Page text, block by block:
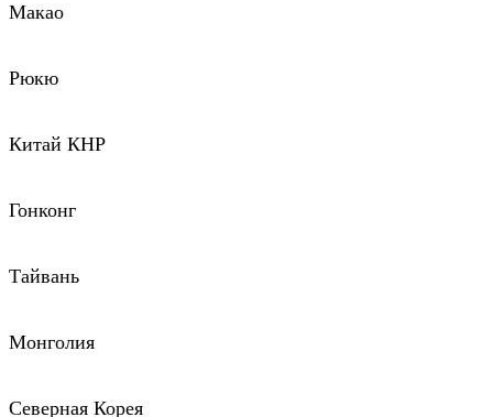
Макао
Рюкю
Китай КНР
Гонконг
Тайвань
Монголия
Северная Корея